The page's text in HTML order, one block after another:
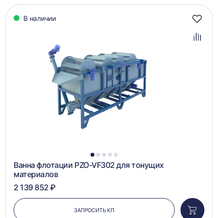
В наличии
1 2 3 4 5
Ванна флотации PZO-VF302 для тонущих
материалов
2 139 852 ₽
ЗАПРОСИТЬ КП